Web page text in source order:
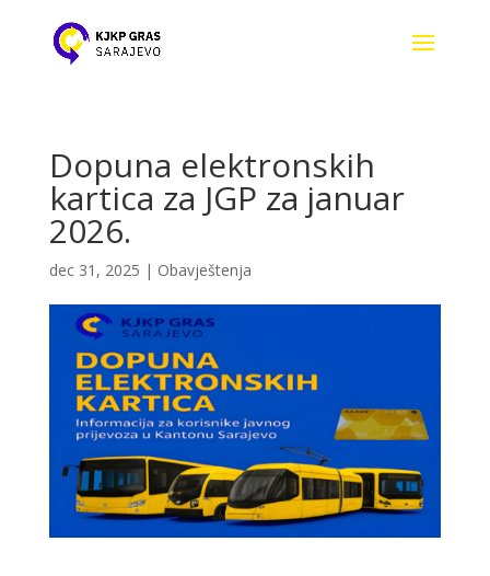
Dopuna elektronskih
kartica za JGP za januar
2026.
dec 31, 2025 | Obavještenja